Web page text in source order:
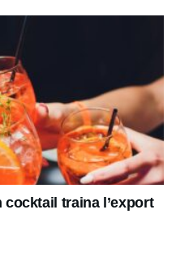
cocktail traina l’export